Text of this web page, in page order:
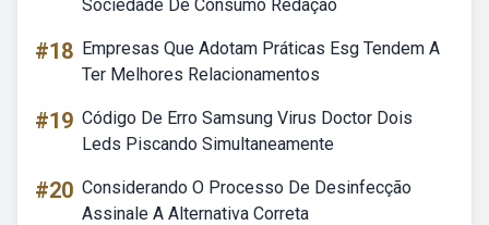
Sociedade De Consumo Redação
#18 Empresas Que Adotam Práticas Esg Tendem A
Ter Melhores Relacionamentos
#19 Código De Erro Samsung Virus Doctor Dois
Leds Piscando Simultaneamente
#20 Considerando O Processo De Desinfecção
Assinale A Alternativa Correta